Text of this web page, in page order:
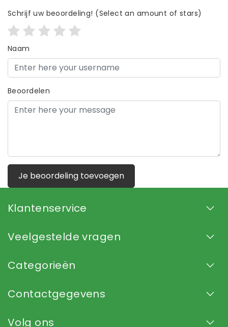
Schrijf uw beoordeling! (Select an amount of stars)
Naam
Beoordelen
Je beoordeling toevoegen
Klantenservice
Veelgestelde vragen
Categorieën
Contactgegevens
Volg ons